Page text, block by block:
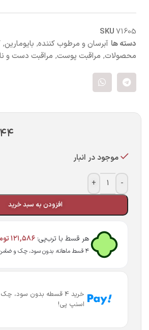
SKU71605
دسته ها آبرسان و مرطوب کننده, بایومارین,
محصولات, مراقبت پوست, مراقبت دست و
موجود در انبار
-
+
افزودن به سبد خرید
هر قسط با ترب‌پی: ۱۲۱,۵۸۶
۴ قسط ماهانه. بدون سود، چک و ضامن.
خرید 4 قسطه بدون سود،
اسنپ پی!